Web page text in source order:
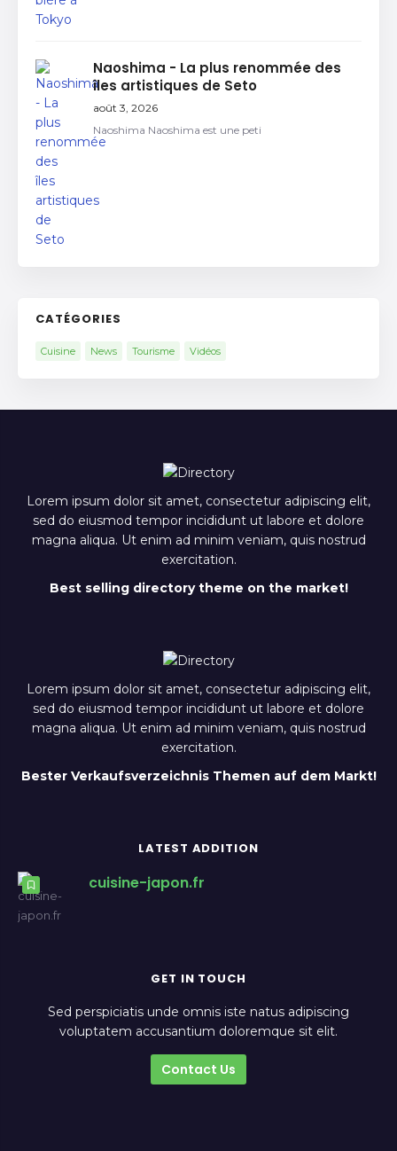
Naoshima - La plus renommée des
îles artistiques de Seto
août 3, 2026
Naoshima Naoshima est une peti
CATÉGORIES
Cuisine News Tourisme Vidéos
Lorem ipsum dolor sit amet, consectetur adipiscing elit,
sed do eiusmod tempor incididunt ut labore et dolore
magna aliqua. Ut enim ad minim veniam, quis nostrud
exercitation.
Best selling directory theme on the market!
Lorem ipsum dolor sit amet, consectetur adipiscing elit,
sed do eiusmod tempor incididunt ut labore et dolore
magna aliqua. Ut enim ad minim veniam, quis nostrud
exercitation.
Bester Verkaufsverzeichnis Themen auf dem Markt!
LATEST ADDITION
cuisine-japon.fr
GET IN TOUCH
Sed perspiciatis unde omnis iste natus adipiscing
voluptatem accusantium doloremque sit elit.
Contact Us